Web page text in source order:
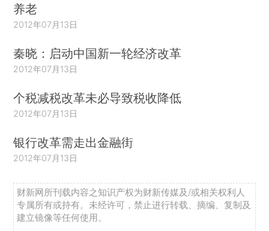
养老
2012年07月13日
秦晓：启动中国新一轮经济改革
2012年07月13日
个税减税改革未必导致税收降低
2012年07月13日
银行改革需走出金融街
2012年07月13日
财新网所刊载内容之知识产权为财新传媒及/或相关权利人
专属所有或持有。未经许可，禁止进行转载、摘编、复制及
建立镜像等任何使用。